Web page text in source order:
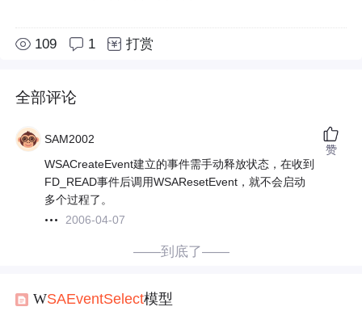
109 1 打赏
全部评论
SAM2002
WSACreateEvent建立的事件需手动释放状态，在收到
FD_READ事件后调用WSAResetEvent，就不会启动
多个过程了。
2006-04-07
赞
——到底了——
WSAEventSelect模型